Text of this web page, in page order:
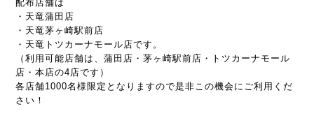
配布店舗は
・天竜蒲田店
・天竜茅ヶ崎駅前店
・天竜トツカーナモール店です。
（利用可能店舗は、蒲田店・茅ヶ崎駅前店・トツカーナモール
店・本店の4店です）
各店舗1000名様限定となりますので是非この機会にご利用くだ
さい！